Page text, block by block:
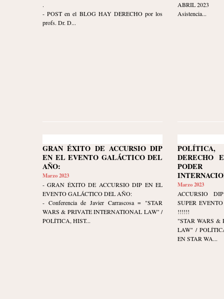
.
- POST en el BLOG HAY DERECHO por los
profs. Dr. D...
ABRIL 2023
Asistencia...
GRAN ÉXITO DE ACCURSIO DIP
EN EL EVENTO GALÁCTICO DEL
AÑO:
Marzo 2023
- GRAN ÉXITO DE ACCURSIO DIP EN EL
EVENTO GALÁCTICO DEL AÑO:
- Conferencia de Javier Carrascosa = "STAR
WARS & PRIVATE INTERNATIONAL LAW" /
POLÍTICA, HIST...
DERECHO
PODER
Marzo 2023
ACCURSIO
SUPER
!!!!!!
"STAR WARS &
LAW" /
EN STAR WA...